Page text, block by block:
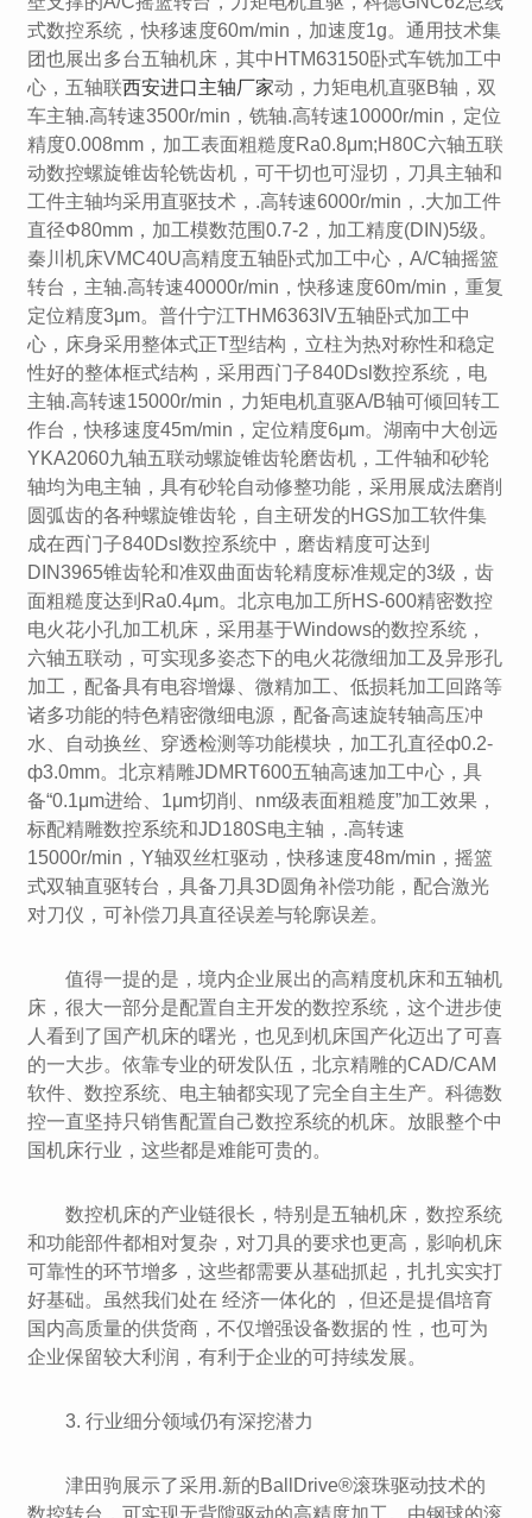
式数控系统，快移速度60m/min，加速度1g。通用技术集
团也展出多台五轴机床，其中HTM63150卧式车铣加工中
心，五轴联西安进口主轴厂家动，力矩电机直驱B轴，双
车主轴.高转速3500r/min，铣轴.高转速10000r/min，定位
精度0.008mm，加工表面粗糙度Ra0.8μm;H80C六轴五联
动数控螺旋锥齿轮铣齿机，可干切也可湿切，刀具主轴和
工件主轴均采用直驱技术，.高转速6000r/min，.大加工件
直径Φ80mm，加工模数范围0.7-2，加工精度(DIN)5级。
秦川机床VMC40U高精度五轴卧式加工中心，A/C轴摇篮
转台，主轴.高转速40000r/min，快移速度60m/min，重复
定位精度3μm。普什宁江THM6363IV五轴卧式加工中
心，床身采用整体式正T型结构，立柱为热对称性和稳定
性好的整体框式结构，采用西门子840Dsl数控系统，电
主轴.高转速15000r/min，力矩电机直驱A/B轴可倾回转工
作台，快移速度45m/min，定位精度6μm。湖南中大创远
YKA2060九轴五联动螺旋锥齿轮磨齿机，工件轴和砂轮
轴均为电主轴，具有砂轮自动修整功能，采用展成法磨削
圆弧齿的各种螺旋锥齿轮，自主研发的HGS加工软件集
成在西门子840Dsl数控系统中，磨齿精度可达到
DIN3965锥齿轮和准双曲面齿轮精度标准规定的3级，齿
面粗糙度达到Ra0.4μm。北京电加工所HS-600精密数控
电火花小孔加工机床，采用基于Windows的数控系统，
六轴五联动，可实现多姿态下的电火花微细加工及异形孔
加工，配备具有电容增爆、微精加工、低损耗加工回路等
诸多功能的特色精密微细电源，配备高速旋转轴高压冲
水、自动换丝、穿透检测等功能模块，加工孔直径ф0.2-
ф3.0mm。北京精雕JDMRT600五轴高速加工中心，具
备“0.1μm进给、1μm切削、nm级表面粗糙度”加工效果，
标配精雕数控系统和JD180S电主轴，.高转速
15000r/min，Y轴双丝杠驱动，快移速度48m/min，摇篮
式双轴直驱转台，具备刀具3D圆角补偿功能，配合激光
对刀仪，可补偿刀具直径误差与轮廓误差。
值得一提的是，境内企业展出的高精度机床和五轴机
床，很大一部分是配置自主开发的数控系统，这个进步使
人看到了国产机床的曙光，也见到机床国产化迈出了可喜
的一大步。依靠专业的研发队伍，北京精雕的CAD/CAM
软件、数控系统、电主轴都实现了完全自主生产。科德数
控一直坚持只销售配置自己数控系统的机床。放眼整个中
国机床行业，这些都是难能可贵的。
数控机床的产业链很长，特别是五轴机床，数控系统
和功能部件都相对复杂，对刀具的要求也更高，影响机床
可靠性的环节增多，这些都需要从基础抓起，扎扎实实打
好基础。虽然我们处在 经济一体化的 ，但还是提倡培育
国内高质量的供货商，不仅增强设备数据的 性，也可为
企业保留较大利润，有利于企业的可持续发展。
3. 行业细分领域仍有深挖潜力
津田驹展示了采用.新的BallDrive®滚珠驱动技术的
数控转台，可实现无背隙驱动的高精度加工。由钢球的滚